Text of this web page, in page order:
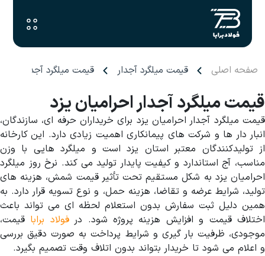
صفحه اصلی قیمت میلگرد آجدار قیمت میلگرد آجدار
قیمت میلگرد آجدار احرامیان یزد
قیمت میلگرد آجدار احرامیان یزد برای خریداران حرفه ای، سازندگان،
انبار دار ها و شرکت های پیمانکاری اهمیت زیادی دارد. این کارخانه
از تولیدکنندگان معتبر استان یزد است و میلگرد هایی با وزن
مناسب، آج استاندارد و کیفیت پایدار تولید می کند. نرخ روز میلگرد
احرامیان یزد به شکل مستقیم تحت تأثیر قیمت شمش، هزینه های
تولید، شرایط عرضه و تقاضا، هزینه حمل، و نوع تسویه قرار دارد. به
همین دلیل ثبت سفارش بدون استعلام لحظه ای می تواند باعث
اختلاف قیمت و افزایش هزینه پروژه شود. درفولاد برابا قیمت،
موجودی، ظرفیت بار گیری و شرایط پرداخت به صورت دقیق بررسی
و اعلام می شود تا خریدار بتواند بدون اتلاف وقت تصمیم بگیرد.